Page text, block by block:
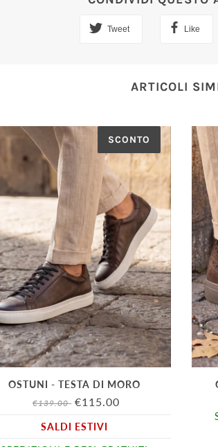
Tweet Like
ARTICOLI
SCONTO
OSTUNI - TESTA DI MORO
€139.00 €115.00
SALDI ESTIVI